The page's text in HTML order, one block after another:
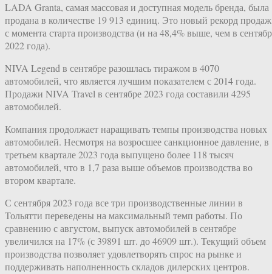
LADA Granta, самая массовая и доступная модель бренда, была
продана в количестве 19 913 единиц. Это новый рекорд продаж
с момента старта производства (и на 48,4% выше, чем в
2022 года).
NIVA Legend в сентябре разошлась тиражом в 4070
автомобилей, что является лучшим показателем с 2014 года.
Продажи NIVA Travel в сентябре 2023 года составили 4295
автомобилей.
Компания продолжает наращивать темпы производства новых
автомобилей. Несмотря на возросшее санкционное давление, в
третьем квартале 2023 года выпущено более 118 тысяч
автомобилей, что в 1,7 раза выше объемов производства во
втором квартале.
С сентября 2023 года все три производственные линии в
Тольятти переведены на максимальный темп работы. По
сравнению с августом, выпуск автомобилей в сентябре
увеличился на 17% (с 39891 шт. до 46909 шт.). Текущий объем
производства позволяет удовлетворять спрос на рынке и
поддерживать наполненность складов дилерских центров.